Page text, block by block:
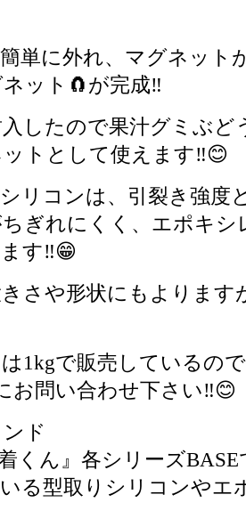
単に外れ、マグネット
ット🧲が完成‼️
したので果汁グミぶど
トとして使えます‼️😊
リコンは、引裂き強度
ぎれにくく、エポキシ
す‼️😁
さや形状にもよります
1kgで販売しているの
お問い合わせ下さい‼️😊
ド
くん』各シリーズBASE
る型取りシリコンやエ